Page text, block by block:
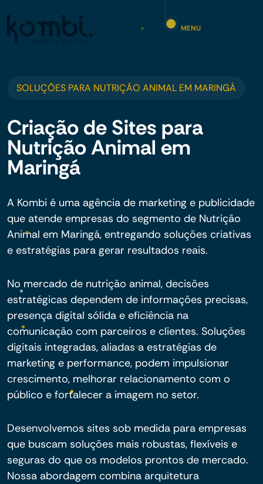
MENU
SOLUÇÕES PARA NUTRIÇÃO ANIMAL EM MARINGÁ
Criação de Sites para
Nutrição Animal em
Maringá
A Kombi é uma agência de marketing e publicidade
que atende empresas do segmento de Nutrição
Animal em Maringá, entregando soluções criativas
e estratégias para gerar resultados reais.
No mercado de nutrição animal, decisões
estratégicas dependem de informações precisas,
presença digital sólida e eficiência na
comunicação com parceiros e clientes. Soluções
digitais integradas, aliadas a estratégias de
marketing e performance, podem impulsionar
crescimento, melhorar relacionamento com o
público e fortalecer a imagem no setor.
Desenvolvemos sites sob medida para empresas
que buscam soluções mais robustas, flexíveis e
seguras do que os modelos prontos de mercado.
Nossa abordagem combina arquitetura